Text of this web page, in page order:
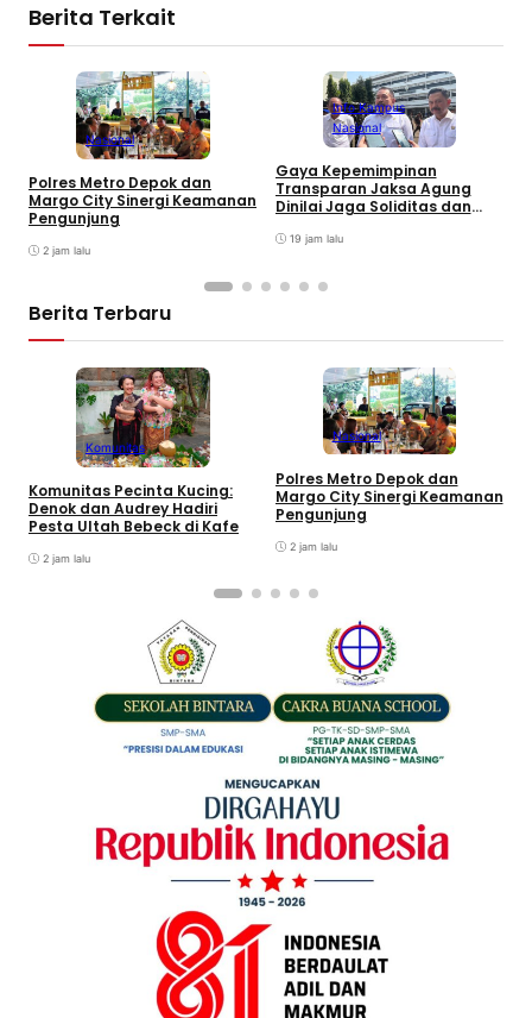
Berita Terkait
Nasional
Polres Metro Depok dan
Margo City Sinergi Keamanan
Pengunjung
2 jam lalu
Info Kampus
Nasional
Gaya Kepemimpinan
Transparan Jaksa Agung
Dinilai Jaga Soliditas dan
Adhyaksa
19 jam lalu
Berita Terbaru
Komunitas
Komunitas Pecinta Kucing:
Denok dan Audrey Hadiri
Pesta Ultah Bebeck di Kafe
2 jam lalu
Nasional
Polres Metro Depok dan
Margo City Sinergi Keamanan
Pengunjung
2 jam lalu